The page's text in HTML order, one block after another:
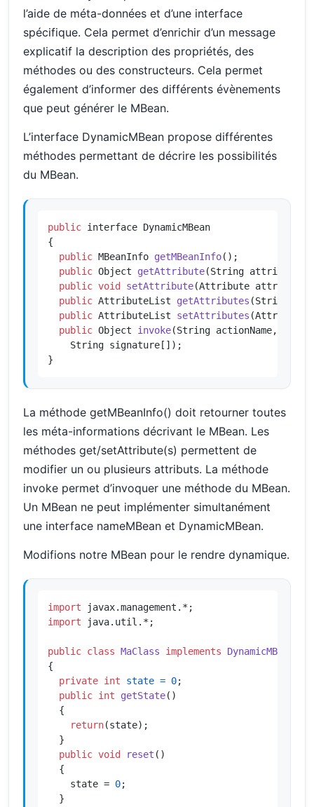
l’aide de méta-données et d’une interface
spécifique. Cela permet d’enrichir d’un message
explicatif la description des propriétés, des
méthodes ou des constructeurs. Cela permet
également d’informer des différents évènements
que peut générer le MBean.
L’interface DynamicMBean propose différentes
méthodes permettant de décrire les possibilités
du MBean.
public interface DynamicMBean
{
public MBeanInfo getMBeanInfo() ;
public Object getAttribute(String attribute)
public void setAttribute(Attribute attribute)
public AttributeList getAttributes (String[]
public AttributeList setAttributes
public Object invoke(String actionName,
    String signature[])
;
}
La méthode getMBeanInfo() doit retourner toutes
les méta-informations décrivant le MBean. Les
méthodes get/setAttribute(s) permettent de
modifier un ou plusieurs attributs. La méthode
invoke permet d’invoquer une méthode du MBean.
Un MBean ne peut implémenter simultanément
une interface nameMBean et DynamicMBean.
Modifions notre MBean pour le rendre dynamique.
import
import java.util.*;
public class MaClass implements
DynamicMBean
{
private int state = 0;
public int getState()
  {
return(state);
  }
public void reset ()
  {
    state =
0;
  }